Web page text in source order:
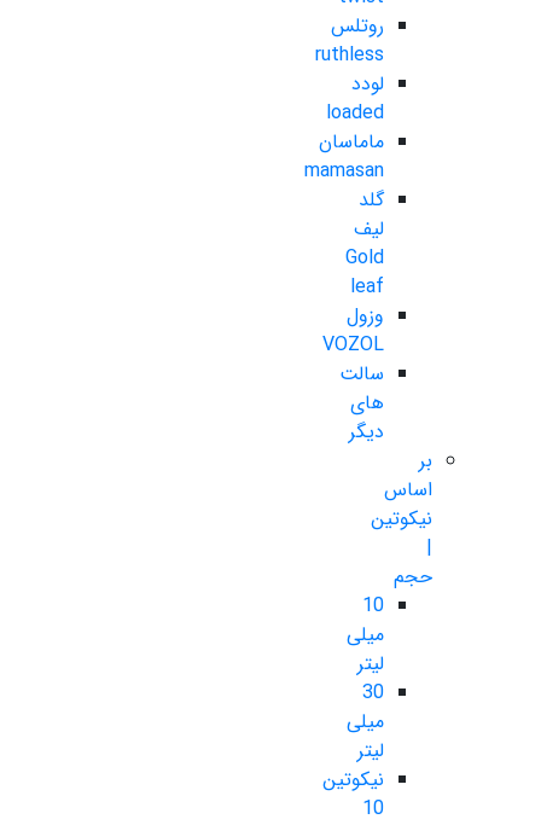
روتلس
ruthless
لودد
loaded
ماماسان
mamasan
گلد
لیف
Gold
leaf
وزول
VOZOL
سالت
های
دیگر
بر
اساس
نیکوتین
|
حجم
10
میلی
لیتر
30
میلی
لیتر
نیکوتین
10